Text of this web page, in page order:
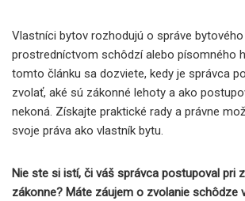
Vlastníci bytov rozhodujú o správe
prostredníctvom schôdzí alebo písomného
tomto článku sa dozviete, kedy je správca
zvolať, aké sú zákonné lehoty a ako
nekoná. Získajte praktické rady a právne
svoje práva ako vlastník bytu.
Nie ste si istí, či váš správca postupoval pri
zákonne? Máte záujem o zvolanie schôdze